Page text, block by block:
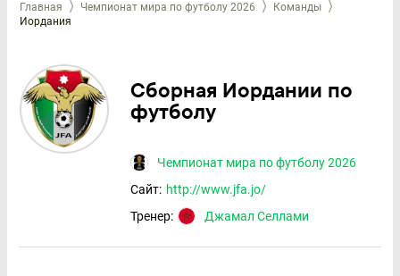
Главная Чемпионат мира по футболу 2026
Команды
Иордания
Сборная Иордании по
футболу
Чемпионат мира по футболу 2026
Сайт: http://www.jfa.jo/
Тренер:
Джамал Селлами